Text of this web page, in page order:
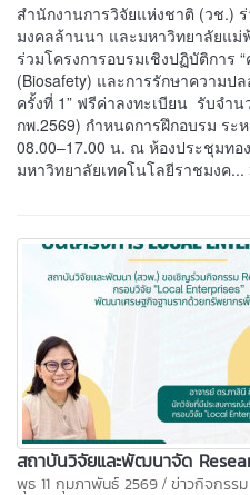
สำนักงานการวิจัยแห่งชาติ (วช.)
มงคลล้านนา และมหาวิทยาลัยแ
ร่วมโครงการอบรมเชิงปฏิบัติการ
(Biosafety) และการรักษาความป
ครั้งที่ 1” ฟรีค่าลงทะเบียน รับจำ
กพ.2569) กำหนดการฝึกอบรม ระ
08.00–17.00 น. ณ ห้องประชุมทอ
มหาวิทยาลัยเทคโนโลยีราชมงค...
สถาบันวิจัยและพัฒนาจัด
พุธ 11 กุมภาพันธ์ 2569 / ข่าวกิจกรรม